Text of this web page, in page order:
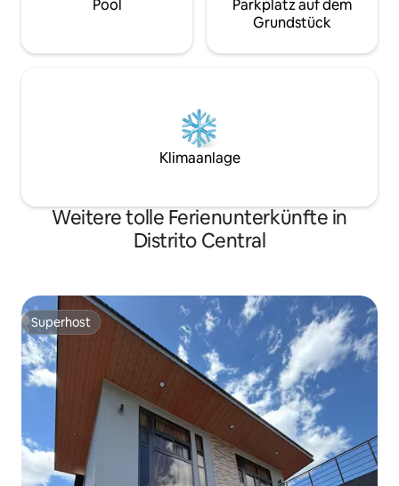
Pool
Parkplatz auf dem
Grundstück
Klimaanlage
Weitere tolle Ferienunterkünfte in
Distrito Central
Superhost
Superhost